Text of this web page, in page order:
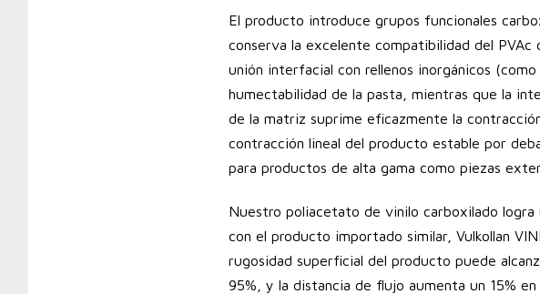
El producto introduce grupos funcionales
conserva la excelente compatibilidad del
unión interfacial con rellenos inorgánicos
humectabilidad de la pasta, mientras que la
de la matriz suprime eficazmente la
contracción lineal del producto estable por
para productos de alta gama como piezas
Nuestro poliacetato de vinilo carboxilado logra
con el producto importado similar, Vulkollan
rugosidad superficial del producto puede
95%, y la distancia de flujo aumenta un 15%